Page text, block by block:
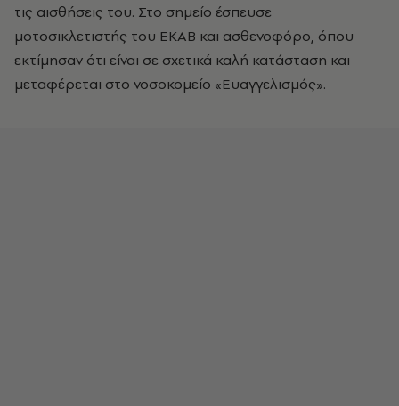
τις αισθήσεις του. Στο σημείο έσπευσε
μοτοσικλετιστής του ΕΚΑΒ και ασθενοφόρο, όπου
εκτίμησαν ότι είναι σε σχετικά καλή κατάσταση και
μεταφέρεται στο νοσοκομείο «Ευαγγελισμός».